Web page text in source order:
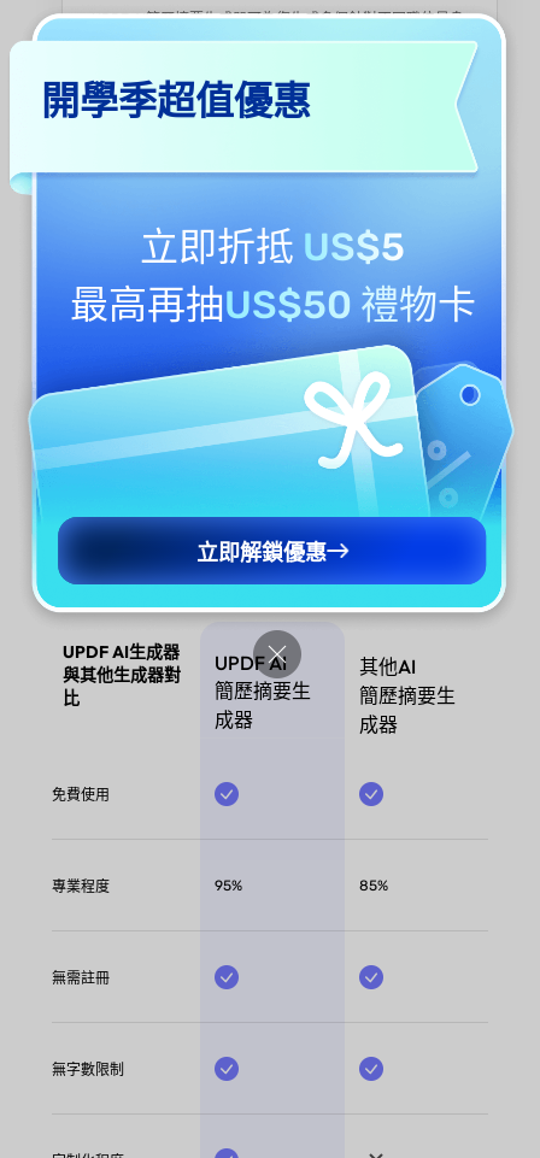
UPDF AI簡歷摘要生成器可為您生成多個針對不同職位量身
定制的簡歷摘要版本——同時與您的整體簡歷內容保持一
持，確保每個版本都精準、相關且令人印象深刻。
UPDF AI簡歷摘要生成器根據您的特定輸入（職位名稱、經
驗、技能、語氣和行業）重新撰寫您的簡歷摘要，提供與您
觸及全球就業機會
UPDF AI簡歷摘要生成器支持所有主要語言，幫助您為全球
就業市場創建專業摘要——非常適合國際申請或非英語母語
者。
UPDF AI生成器
與其他生成器對
比
UPDF AI
簡歷摘要生
成器
其他AI
簡歷摘要生
成器
免費使用
專業程度 95% 85%
無需註冊
無字數限制
開學季超值優惠
立即折抵 US$5
最高再抽US$50 禮物卡
立即解鎖優惠